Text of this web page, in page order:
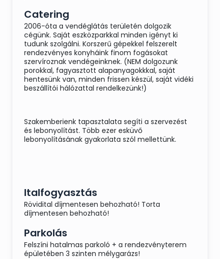
Catering
2006-óta a vendéglátás területén dolgozik
cégünk. Saját eszközparkkal minden igényt ki
tudunk szolgálni. Korszerű gépekkel felszerelt
rendezvényes konyháink finom fogásokat
szervíroznak vendégeinknek. (NEM dolgozunk
porokkal, fagyasztott alapanyagokkkal, saját
hentesünk van, minden frissen készül, saját vidéki
beszállítói hálózattal rendelkezünk!)
Szakemberienk tapasztalata segíti a szervezést
és lebonyolítást. Több ezer esküvő
lebonyolításának gyakorlata szól mellettünk.
Italfogyasztás
Rövidital díjmentesen behozható! Torta
díjmentesen behozható!
Parkolás
Felszíni hatalmas parkoló + a rendezvényterem
épületében 3 szinten mélygarázs!